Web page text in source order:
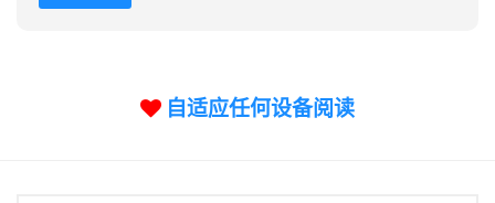
自适应任何设备阅读